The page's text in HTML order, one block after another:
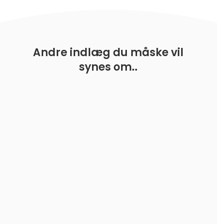
Andre indlæg du måske vil
synes om..